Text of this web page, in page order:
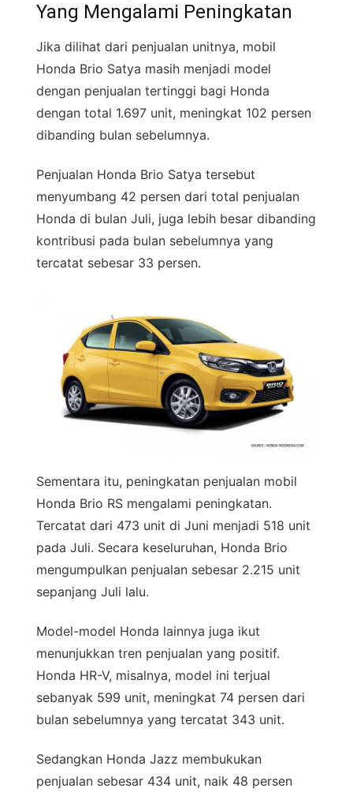
Yang Mengalami Peningkatan
Jika dilihat dari penjualan unitnya, mobil
Honda Brio Satya masih menjadi model
dengan penjualan tertinggi bagi Honda
dengan total 1.697 unit, meningkat 102 persen
dibanding bulan sebelumnya.
Penjualan Honda Brio Satya tersebut
menyumbang 42 persen dari total penjualan
Honda di bulan Juli, juga lebih besar dibanding
kontribusi pada bulan sebelumnya yang
tercatat sebesar 33 persen.
Sementara itu, peningkatan penjualan mobil
Honda Brio RS mengalami peningkatan.
Tercatat dari 473 unit di Juni menjadi 518 unit
pada Juli. Secara keseluruhan, Honda Brio
mengumpulkan penjualan sebesar 2.215 unit
sepanjang Juli lalu.
Model-model Honda lainnya juga ikut
menunjukkan tren penjualan yang positif.
Honda HR-V, misalnya, model ini terjual
sebanyak 599 unit, meningkat 74 persen dari
bulan sebelumnya yang tercatat 343 unit.
Sedangkan Honda Jazz membukukan
penjualan sebesar 434 unit, naik 48 persen